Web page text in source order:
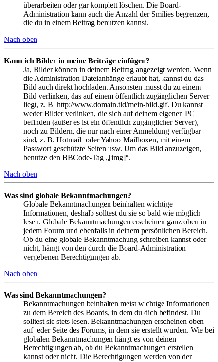
überarbeiten oder gar komplett löschen. Die Board-
Administration kann auch die Anzahl der Smilies begrenzen,
die du in einem Beitrag benutzen kannst.
Nach oben
Kann ich Bilder in meine Beiträge einfügen?
Ja, Bilder können in deinem Beitrag angezeigt werden. Wenn
die Administration Dateianhänge erlaubt hat, kannst du das
Bild auch direkt hochladen. Ansonsten musst du zu einem
Bild verlinken, das auf einem öffentlich zugänglichen Server
liegt, z. B. http://www.domain.tld/mein-bild.gif. Du kannst
weder Bilder verlinken, die sich auf deinem eigenen PC
befinden (außer es ist ein öffentlich zugänglicher Server),
noch zu Bildern, die nur nach einer Anmeldung verfügbar
sind, z. B. Hotmail- oder Yahoo-Mailboxen, mit einem
Passwort geschützte Seiten usw. Um das Bild anzuzeigen,
benutze den BBCode-Tag „[img]“.
Nach oben
Was sind globale Bekanntmachungen?
Globale Bekanntmachungen beinhalten wichtige
Informationen, deshalb solltest du sie so bald wie möglich
lesen. Globale Bekanntmachungen erscheinen ganz oben in
jedem Forum und ebenfalls in deinem persönlichen Bereich.
Ob du eine globale Bekanntmachung schreiben kannst oder
nicht, hängt von den durch die Board-Administration
vergebenen Berechtigungen ab.
Nach oben
Was sind Bekanntmachungen?
Bekanntmachungen beinhalten meist wichtige Informationen
zu dem Bereich des Boards, in dem du dich befindest. Du
solltest sie stets lesen. Bekanntmachungen erscheinen oben
auf jeder Seite des Forums, in dem sie erstellt wurden. Wie bei
globalen Bekanntmachungen hängt es von deinen
Berechtigungen ab, ob du Bekanntmachungen erstellen
kannst oder nicht. Die Berechtigungen werden von der